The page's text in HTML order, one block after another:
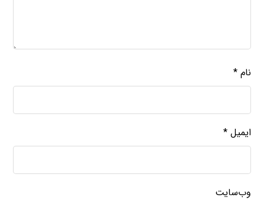
نام*
ایمیل*
وب‌سایت